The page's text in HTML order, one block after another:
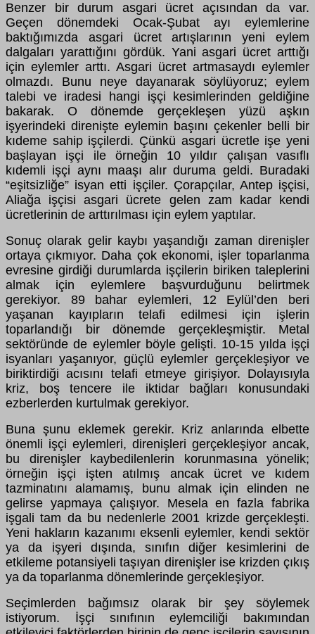
Benzer bir durum asgari ücret açısından da var.
Geçen dönemdeki Ocak-Şubat ayı eylemlerine
baktığımızda asgari ücret artışlarının yeni eylem
dalgaları yarattığını gördük. Yani asgari ücret arttığı
için eylemler arttı. Asgari ücret artmasaydı eylemler
olmazdı. Bunu neye dayanarak söylüyoruz; eylem
talebi ve iradesi hangi işçi kesimlerinden geldiğine
bakarak. O dönemde gerçekleşen yüzü aşkın
işyerindeki direnişte eylemin başını çekenler belli bir
kıdeme sahip işçilerdi. Çünkü asgari ücretle işe yeni
başlayan işçi ile örneğin 10 yıldır çalışan vasıflı
kıdemli işçi aynı maaşı alır duruma geldi. Buradaki
“eşitsizliğe” isyan etti işçiler. Çorapçılar, Antep işçisi,
Aliağa işçisi asgari ücrete gelen zam kadar kendi
ücretlerinin de arttırılması için eylem yaptılar.
Sonuç olarak gelir kaybı yaşandığı zaman direnişler
ortaya çıkmıyor. Daha çok ekonomi, işler toparlanma
evresine girdiği durumlarda işçilerin biriken taleplerini
almak için eylemlere başvurduğunu belirtmek
gerekiyor. 89 bahar eylemleri, 12 Eylül’den beri
yaşanan kayıpların telafi edilmesi için işlerin
toparlandığı bir dönemde gerçekleşmiştir. Metal
sektöründe de eylemler böyle gelişti. 10-15 yılda işçi
isyanları yaşanıyor, güçlü eylemler gerçekleşiyor ve
biriktirdiği acısını telafi etmeye girişiyor. Dolayısıyla
kriz, boş tencere ile iktidar bağları konusundaki
ezberlerden kurtulmak gerekiyor.
Buna şunu eklemek gerekir. Kriz anlarında elbette
önemli işçi eylemleri, direnişleri gerçekleşiyor ancak,
bu direnişler kaybedilenlerin korunmasına yönelik;
örneğin işçi işten atılmış ancak ücret ve kıdem
tazminatını alamamış, bunu almak için elinden ne
gelirse yapmaya çalışıyor. Mesela en fazla fabrika
işgali tam da bu nedenlerle 2001 krizde gerçekleşti.
Yeni hakların kazanımı eksenli eylemler, kendi sektör
ya da işyeri dışında, sınıfın diğer kesimlerini de
etkileme potansiyeli taşıyan direnişler ise krizden çıkış
ya da toparlanma dönemlerinde gerçekleşiyor.
Seçimlerden bağımsız olarak bir şey söylemek
istiyorum. İşçi sınıfının eylemciliği bakımından